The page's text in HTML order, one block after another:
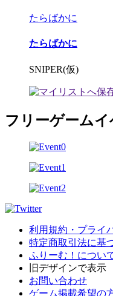
たらばかに
たらばかに
SNIPER(仮)
フリーゲームイ
利用規約・プライ
特定商取引法に基
ふりーむ！につい
旧デザインで表示
お問い合わせ
ゲーム掲載希望の